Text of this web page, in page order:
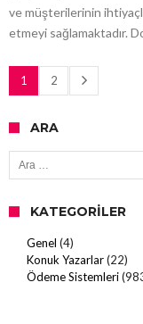
ve müşterilerinin
etmeyi sağlamaktadır.
1 2
ARA
Arama:
KATEGORILER
Genel (4)
Konuk Yazarlar(22)
Ödeme Sistemleri